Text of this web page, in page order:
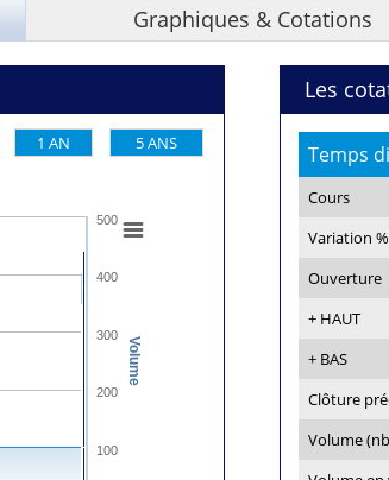
Graphiques & Cotations
1 AN 5 ANS
Volume
100
200
300
400
500
Les
Temps
Cours
Variation %
Ouverture
+ HAUT
+ BAS
Clôture
Volume